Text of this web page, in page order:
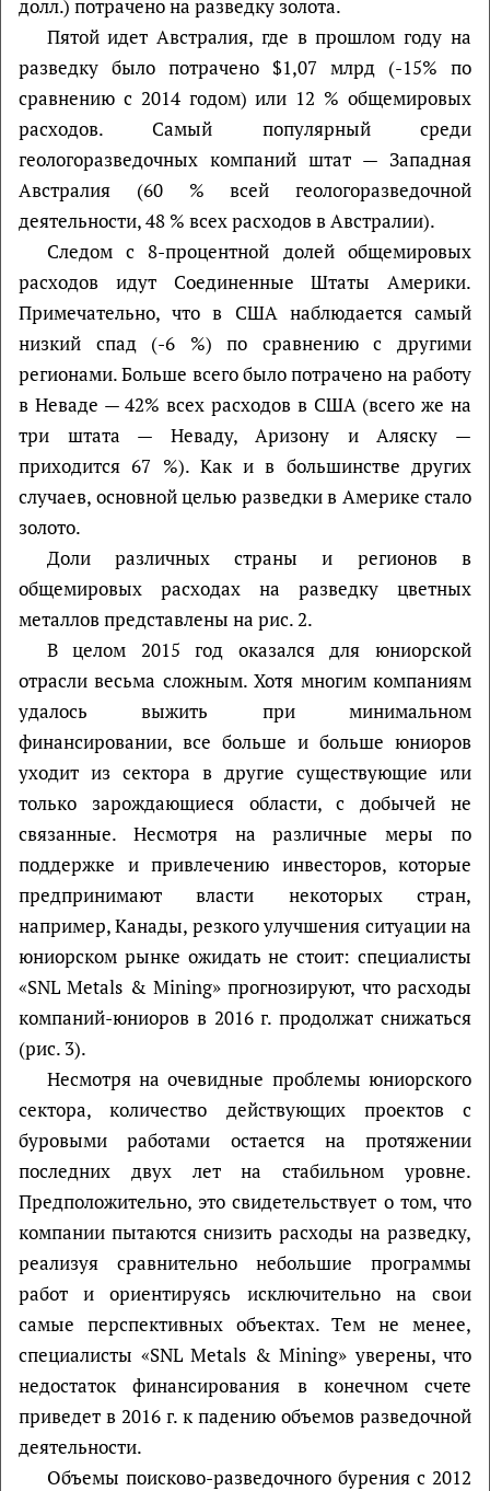
долл.) потрачено на разведку золота.
Пятой идет Австралия, где в прошлом году на
разведку было потрачено $1,07 млрд (-15% по
сравнению с 2014 годом) или 12 % общемировых
расходов. Самый популярный среди
геологоразведочных компаний штат — Западная
Австралия (60 % всей геологоразведочной
деятельности, 48 % всех расходов в Австралии).
Следом с 8-процентной долей общемировых
расходов идут Соединенные Штаты Америки.
Примечательно, что в США наблюдается самый
низкий спад (-6 %) по сравнению с другими
регионами. Больше всего было потрачено на работу
в Неваде — 42% всех расходов в США (всего же на
три штата — Неваду, Аризону и Аляску —
приходится 67 %). Как и в большинстве других
случаев, основной целью разведки в Америке стало
золото.
Доли различных страны и регионов в
общемировых расходах на разведку цветных
металлов представлены на рис. 2.
В целом 2015 год оказался для юниорской
отрасли весьма сложным. Хотя многим компаниям
удалось выжить при минимальном
финансировании, все больше и больше юниоров
уходит из сектора в другие существующие или
только зарождающиеся области, с добычей не
связанные. Несмотря на различные меры по
поддержке и привлечению инвесторов, которые
предпринимают власти некоторых стран,
например, Канады, резкого улучшения ситуации на
юниорском рынке ожидать не стоит: специалисты
«SNL Metals & Mining» прогнозируют, что расходы
компаний-юниоров в 2016 г. продолжат снижаться
(рис. 3).
Несмотря на очевидные проблемы юниорского
сектора, количество действующих проектов с
буровыми работами остается на протяжении
последних двух лет на стабильном уровне.
Предположительно, это свидетельствует о том, что
компании пытаются снизить расходы на разведку,
реализуя сравнительно небольшие программы
работ и ориентируясь исключительно на свои
самые перспективных объектах. Тем не менее,
специалисты «SNL Metals & Mining» уверены, что
недостаток финансирования в конечном счете
приведет в 2016 г. к падению объемов разведочной
деятельности.
Объемы поисково-разведочного бурения с 2012